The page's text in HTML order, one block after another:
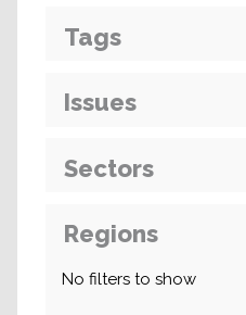
Tags
Issues
Sectors
Regions
No filters to show